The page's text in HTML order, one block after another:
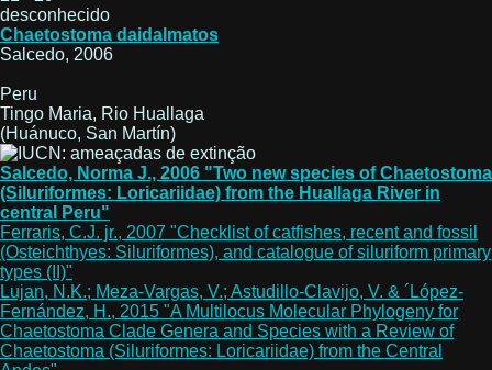
desconhecido
Chaetostoma daidalmatos
Salcedo, 2006
Peru
Tingo Maria, Rio Huallaga
(Huánuco, San Martín)
Salcedo, Norma J., 2006 "Two new species of Chaetostoma
(Siluriformes: Loricariidae) from the Huallaga River in
central Peru"
Ferraris, C.J. jr., 2007 "Checklist of catfishes, recent and fossil
(Osteichthyes: Siluriformes), and catalogue of siluriform primary
types (II)"
Lujan, N.K.; Meza-Vargas, V.; Astudillo-Clavijo, V. & ´López-
Fernández, H., 2015 "A Multilocus Molecular Phylogeny for
Chaetostoma Clade Genera and Species with a Review of
Chaetostoma (Siluriformes: Loricariidae) from the Central